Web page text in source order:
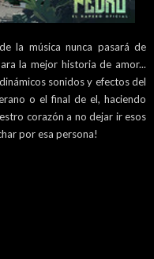
la música nunca pasará de
la mejor historia de amor...
sonidos y efectos del
o el final de el, haciendo
corazón a no dejar ir esos
por esa persona!